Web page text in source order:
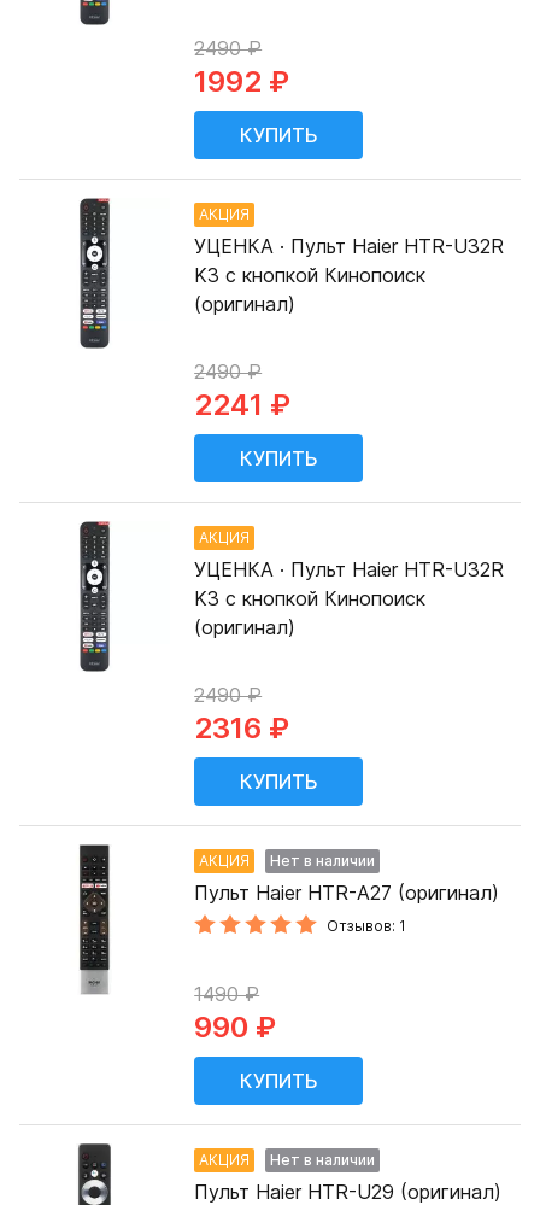
2490 ₽
1992 ₽
АКЦИЯ
УЦЕНКА · Пульт Haier HTR-U32R
K3 с кнопкой Кинопоиск
(оригинал)
2490 ₽
2241 ₽
АКЦИЯ
УЦЕНКА · Пульт Haier HTR-U32R
K3 с кнопкой Кинопоиск
(оригинал)
2490 ₽
2316 ₽
АКЦИЯ Нет в наличии
Пульт Haier HTR-A27 (оригинал)
Отзывов: 1
1490 ₽
990 ₽
АКЦИЯ Нет в наличии
Пульт Haier HTR-U29 (оригинал)